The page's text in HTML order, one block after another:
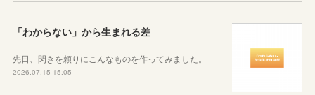
「わからない」から生まれる差
先日、閃きを頼りにこんなものを作ってみました。
2026.07.15 15:05